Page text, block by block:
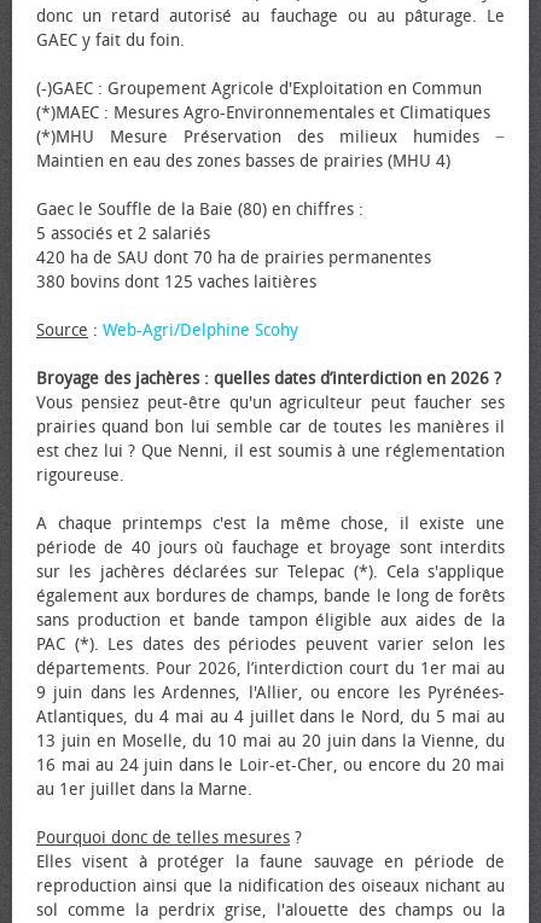
donc un retard autorisé au fauchage ou au pâturage. Le
GAEC y fait du foin.
(-)GAEC : Groupement Agricole d'Exploitation en Commun
(*)MAEC : Mesures Agro-Environnementales et Climatiques
(*)MHU Mesure Préservation des milieux humides −
Maintien en eau des zones basses de prairies (MHU 4)
Gaec le Souffle de la Baie (80) en chiffres :
5 associés et 2 salariés
420 ha de SAU dont 70 ha de prairies permanentes
380 bovins dont 125 vaches laitières
Source : Web-Agri/Delphine Scohy
Broyage des jachères : quelles dates d’interdiction en 2026 ?
Vous pensiez peut-être qu'un agriculteur peut faucher ses
prairies quand bon lui semble car de toutes les manières il
est chez lui ? Que Nenni, il est soumis à une réglementation
rigoureuse.
A chaque printemps c'est la même chose, il existe une
période de 40 jours où fauchage et broyage sont interdits
sur les jachères déclarées sur Telepac (*). Cela s'applique
également aux bordures de champs, bande le long de forêts
sans production et bande tampon éligible aux aides de la
PAC (*). Les dates des périodes peuvent varier selon les
départements. Pour 2026, l’interdiction court du 1er mai au
9 juin dans les Ardennes, l'Allier, ou encore les Pyrénées-
Atlantiques, du 4 mai au 4 juillet dans le Nord, du 5 mai au
13 juin en Moselle, du 10 mai au 20 juin dans la Vienne, du
16 mai au 24 juin dans le Loir-et-Cher, ou encore du 20 mai
au 1er juillet dans la Marne.
Pourquoi donc de telles mesures ?
Elles visent à protéger la faune sauvage en période de
reproduction ainsi que la nidification des oiseaux nichant au
sol comme la perdrix grise, l'alouette des champs ou la